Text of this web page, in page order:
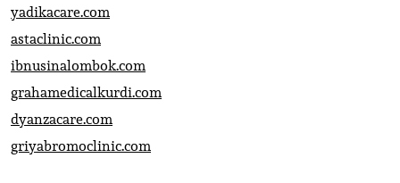
yadikacare.com
astaclinic.com
ibnusinalombok.com
grahamedicalkurdi.com
dyanzacare.com
griyabromoclinic.com